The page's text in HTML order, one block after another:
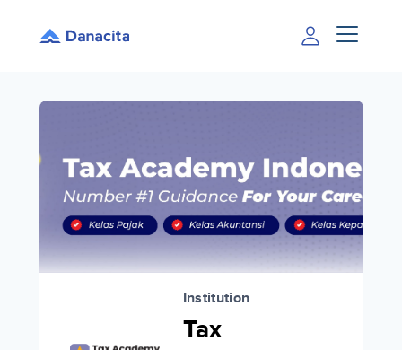
Institution
Tax